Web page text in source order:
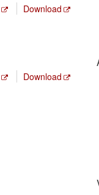
Download
Download